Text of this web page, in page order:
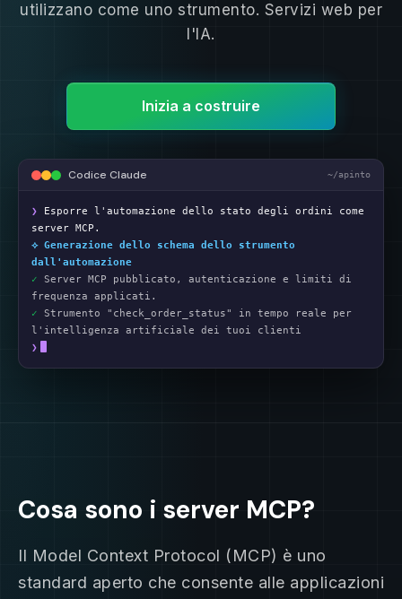
utilizzano come uno strumento. Servizi web per
l'IA.
Inizia a costruire
Codice Claude ~/apinto
❯
Esporre l'automazione dello stato degli ordini come
server MCP.
⟡ Generazione dello schema dello strumento
dall'automazione
✓ Server MCP pubblicato, autenticazione e limiti di
frequenza applicati.
✓ Strumento "check_order_status" in tempo reale per
l'intelligenza artificiale dei tuoi clienti
❯
Cosa sono i server MCP?
Il Model Context Protocol (MCP) è uno
standard aperto che consente alle applicazioni